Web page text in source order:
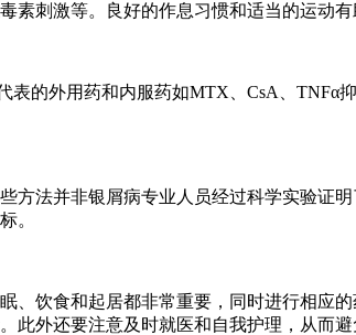
刺激等。良好的作息习惯和适当的运动有
的外用药和内服药如MTX、CsA、TNFα
法并非银屑病专业人员经过科学实验证
。
饮食和起居都非常重要，同时进行相应
外还要注意及时就医和自我护理，从而